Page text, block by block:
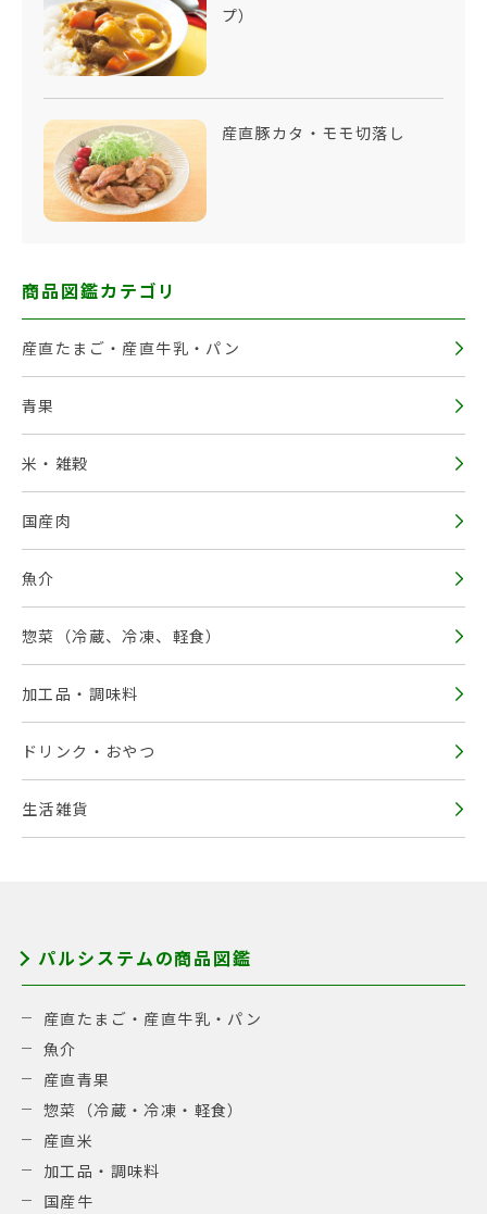
プ）
産直豚カタ・モモ切落し
商品図鑑カテゴリ
産直たまご・産直牛乳・パン
青果
米・雑穀
国産肉
魚介
惣菜（冷蔵、冷凍、軽食）
加工品・調味料
ドリンク・おやつ
生活雑貨
パルシステムの商品図鑑
産直たまご・産直牛乳・パン
魚介
産直青果
惣菜（冷蔵・冷凍・軽食）
産直米
加工品・調味料
国産牛